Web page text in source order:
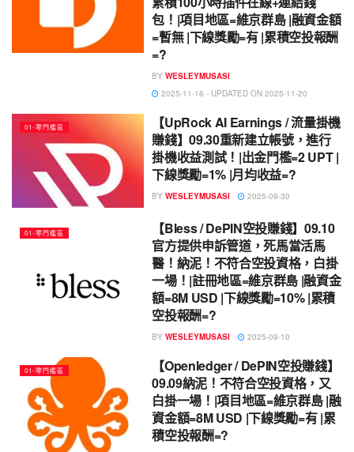
包！|項目地區=維京群島 |融資金額
=暫無 |下線獎勵=有 |累積空投報酬
=?
BY WESLEYMUSASI
2025-11-16 - UPDATED ON 2025-11-20
01-零門檻區
【UpRock AI Earnings / 流量掛機
賺錢】09.30重新建立帳號，進行
掛機收益測試！|出金門檻=2 UPT |
下線獎勵=1% |月均收益=?
BY WESLEYMUSASI 2025-09-30
01-零門檻區
【Bless / DePIN空投賺錢】09.10
官方提供申訴管道，死馬當活馬
醫！納泥！不符合空投資格，白掛
一場！|註冊地區=維京群島 |融資金
額=8M USD |下線獎勵=10% |累積
空投報酬=?
BY WESLEYMUSASI 2025-09-10
01-零門檻區
【Openledger / DePIN空投賺錢】
09.09納泥！不符合空投資格，又
白掛一場！|項目地區=維京群島 |融
資金額=8M USD |下線獎勵=有 |累
積空投報酬=?